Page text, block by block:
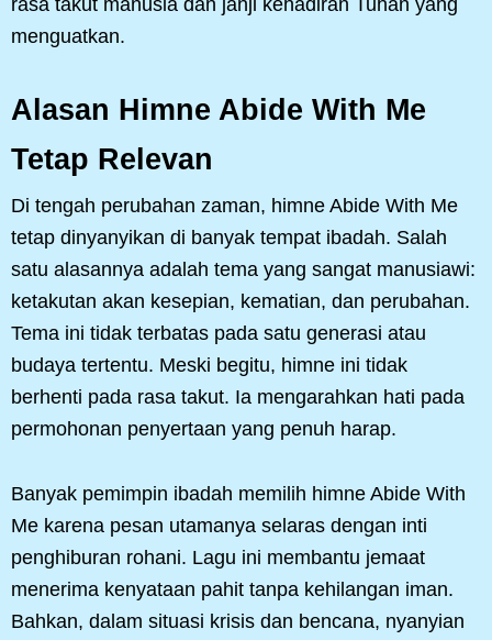
menguatkan.
Alasan Himne Abide With Me
Tetap Relevan
Di tengah perubahan zaman, himne Abide With Me
tetap dinyanyikan di banyak tempat ibadah. Salah
satu alasannya adalah tema yang sangat manusiawi:
ketakutan akan kesepian, kematian, dan perubahan.
Tema ini tidak terbatas pada satu generasi atau
budaya tertentu. Meski begitu, himne ini tidak
berhenti pada rasa takut. Ia mengarahkan hati pada
permohonan penyertaan yang penuh harap.
Banyak pemimpin ibadah memilih himne Abide With
Me karena pesan utamanya selaras dengan inti
penghiburan rohani. Lagu ini membantu jemaat
menerima kenyataan pahit tanpa kehilangan iman.
Bahkan, dalam situasi krisis dan bencana, nyanyian